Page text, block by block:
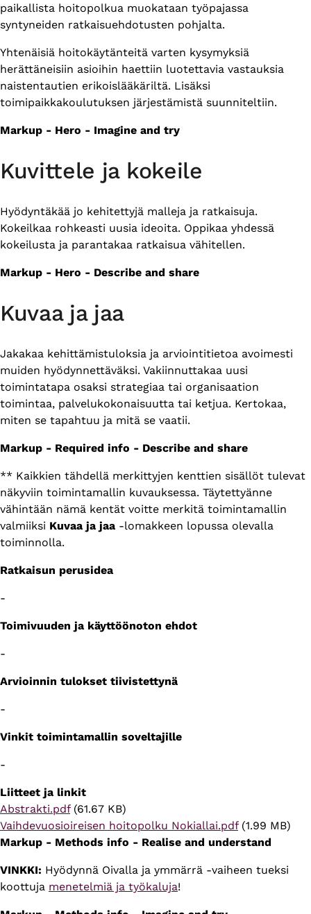
paikallista hoitopolkua muokataan työpajassa
syntyneiden ratkaisuehdotusten pohjalta.
Yhtenäisiä hoitokäytänteitä varten kysymyksiä
herättäneisiin asioihin haettiin luotettavia vastauksia
naistentautien erikoislääkäriltä. Lisäksi
toimipaikkakoulutuksen järjestämistä suunniteltiin.
Markup - Hero - Imagine and try
Kuvittele ja kokeile
Hyödyntäkää jo kehitettyjä malleja ja ratkaisuja.
Kokeilkaa rohkeasti uusia ideoita. Oppikaa yhdessä
kokeilusta ja parantakaa ratkaisua vähitellen.
Markup - Hero - Describe and share
Kuvaa ja jaa
Jakakaa kehittämistuloksia ja arviointitietoa avoimesti
muiden hyödynnettäväksi. Vakiinnuttakaa uusi
toimintatapa osaksi strategiaa tai organisaation
toimintaa, palvelukokonaisuutta tai ketjua. Kertokaa,
miten se tapahtuu ja mitä se vaatii.
Markup - Required info - Describe and share
** Kaikkien tähdellä merkittyjen kenttien sisällöt tulevat
näkyviin toimintamallin kuvauksessa. Täytettyänne
vähintään nämä kentät voitte merkitä toimintamallin
valmiiksi Kuvaa ja jaa -lomakkeen lopussa olevalla
toiminnolla.
Ratkaisun perusidea
-
Toimivuuden ja käyttöönoton ehdot
-
Arvioinnin tulokset tiivistettynä
-
Vinkit toimintamallin soveltajille
-
Liitteet ja linkit
Tiedosto
Abstrakti.pdf (61.67 KB)
Tiedosto
Vaihdevuosioireisen hoitopolku Nokiallai.pdf (1.99 MB)
Markup - Methods info - Realise and understand
VINKKI: Hyödynnä Oivalla ja ymmärrä -vaiheen tueksi
koottuja menetelmiä ja työkaluja!